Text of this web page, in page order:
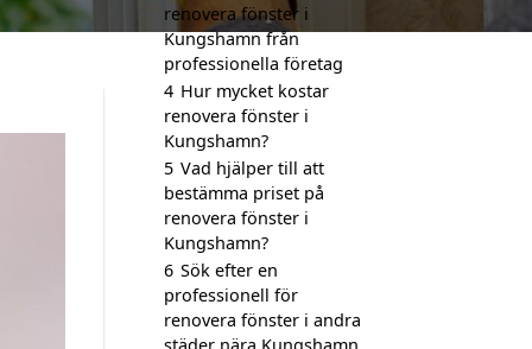
renovera fönster i
Kungshamn från
professionella företag
4 Hur mycket kostar
renovera fönster i
Kungshamn?
5 Vad hjälper till att
bestämma priset på
renovera fönster i
Kungshamn?
6 Sök efter en
professionell för
renovera fönster i andra